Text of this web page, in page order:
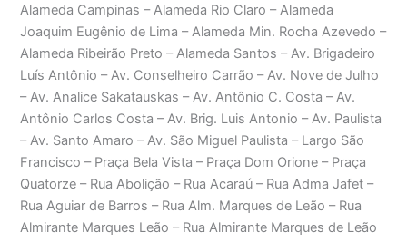
Alameda Campinas – Alameda Rio Claro – Alameda
Joaquim Eugênio de Lima – Alameda Min. Rocha Azevedo –
Alameda Ribeirão Preto – Alameda Santos – Av. Brigadeiro
Luís Antônio – Av. Conselheiro Carrão – Av. Nove de Julho
– Av. Analice Sakatauskas – Av. Antônio C. Costa – Av.
Antônio Carlos Costa – Av. Brig. Luis Antonio – Av. Paulista
– Av. Santo Amaro – Av. São Miguel Paulista – Largo São
Francisco – Praça Bela Vista – Praça Dom Orione – Praça
Quatorze – Rua Abolição – Rua Acaraú – Rua Adma Jafet –
Rua Aguiar de Barros – Rua Alm. Marques de Leão – Rua
Almirante Marques Leão – Rua Almirante Marques de Leão